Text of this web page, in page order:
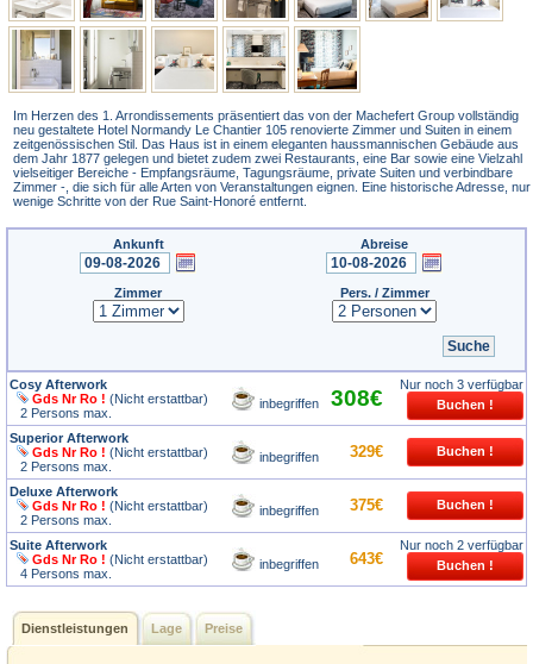
Im Herzen des 1. Arrondissements präsentiert das von der Machefert Group vollständig
neu gestaltete Hotel Normandy Le Chantier 105 renovierte Zimmer und Suiten in einem
zeitgenössischen Stil. Das Haus ist in einem eleganten haussmannischen Gebäude aus
dem Jahr 1877 gelegen und bietet zudem zwei Restaurants, eine Bar sowie eine Vielzahl
vielseitiger Bereiche - Empfangsräume, Tagungsräume, private Suiten und verbindbare
Zimmer -, die sich für alle Arten von Veranstaltungen eignen. Eine historische Adresse, nur
wenige Schritte von der Rue Saint-Honoré entfernt.
Ankunft Abreise
Zimmer Pers. / Zimmer
Cosy Afterwork
Gds Nr Ro ! (Nicht erstattbar)
2 Persons max.
inbegriffen 308€
Nur noch 3 verfügbar
Superior Afterwork
Gds Nr Ro ! (Nicht erstattbar)
2 Persons max.
inbegriffen 329€
Deluxe Afterwork
Gds Nr Ro ! (Nicht erstattbar)
2 Persons max.
inbegriffen 375€
Suite Afterwork
Gds Nr Ro ! (Nicht erstattbar)
4 Persons max.
inbegriffen 643€
Nur noch 2 verfügbar
Dienstleistungen Lage Preise